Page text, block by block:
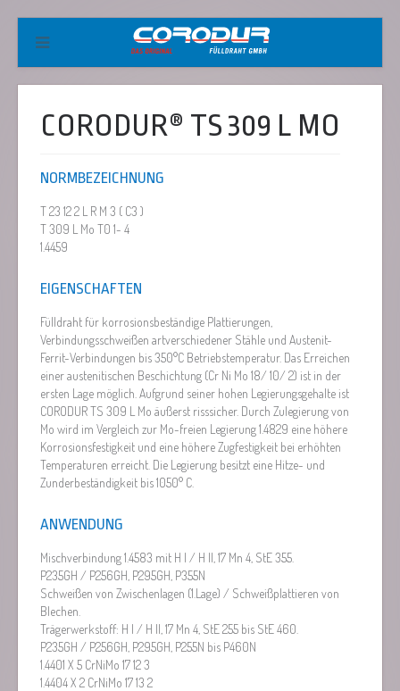
CORODUR® TS 309 L MO
NORMBEZEICHNUNG
T 23 12 2 L R M 3 ( C3 )
T 309 L Mo T0 1- 4
1.4459
EIGENSCHAFTEN
Fülldraht für korrosionsbeständige Plattierungen,
Verbindungsschweißen artverschiedener Stähle und Austenit-
Ferrit-Verbindungen bis 350°C Betriebstemperatur. Das Erreichen
einer austenitischen Beschichtung (Cr Ni Mo 18/ 10/ 2) ist in der
ersten Lage möglich. Aufgrund seiner hohen Legierungsgehalte ist
CORODUR TS 309 L Mo äußerst risssicher. Durch Zulegierung von
Mo wird im Vergleich zur Mo-freien Legierung 1.4829 eine höhere
Korrosionsfestigkeit und eine höhere Zugfestigkeit bei erhöhten
Temperaturen erreicht. Die Legierung besitzt eine Hitze- und
Zunderbeständigkeit bis 1050° C.
ANWENDUNG
Mischverbindung 1.4583 mit H I / H II, 17 Mn 4, StE 355.
P235GH / P256GH, P295GH, P355N
Schweißen von Zwischenlagen (1.Lage) / Schweißplattieren von
Blechen.
Trägerwerkstoff: H I / H II, 17 Mn 4, StE 255 bis StE 460.
P235GH / P256GH, P295GH, P255N bis P460N
1.4401 X 5 CrNiMo 17 12 3
1.4404 X 2 CrNiMo 17 13 2